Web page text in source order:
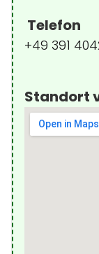
Telefon
+49 391
Standort